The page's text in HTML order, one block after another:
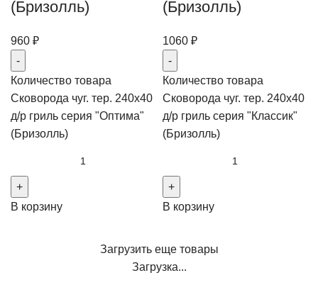
(Бризолль)
960 ₽
Количество товара
Сковорода чуг. тер. 240х40
д/р гриль серия "Оптима"
(Бризолль)
В корзину
(Бризолль)
1060 ₽
Количество товара
Сковорода чуг. тер. 240х40
д/р гриль серия "Классик"
(Бризолль)
В корзину
Загрузить еще товары
Загрузка...